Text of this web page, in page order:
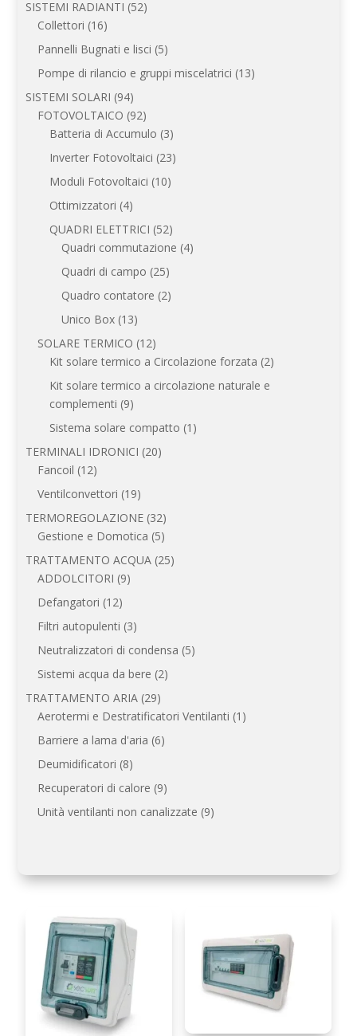
SISTEMI RADIANTI 5252
Collettori 1616
prodotti
Pannelli Bugnati e lisci 55
prodotti
Pompe di rilancio e gruppi miscelatrici 1313
SISTEMI SOLARI 9494
prodotti
FOTOVOLTAICO 9292
prodotti
Batteria di Accumulo 33
prodotti
Inverter Fotovoltaici 2323
Moduli Fotovoltaici 1010
Ottimizzatori 44
prodotti
QUADRI ELETTRICI 5252
prodotti
Quadri commutazione 44
Quadri di campo 2525
prodotti
Quadro contatore 22
Unico Box 1313
prodotti
SOLARE TERMICO 1212
prodotti
Kit solare termico a Circolazione forzata 22
Kit solare termico a circolazione naturale e
complementi 99
prodotti
Sistema solare compatto 1 1
TERMINALI IDRONICI 2020
Fancoil 1212
prodotti
Ventilconvettori 1919
prodotti
TERMOREGOLAZIONE 3232
prodotti
Gestione e Domotica 55
prodotti
TRATTAMENTO ACQUA 2525
ADDOLCITORI 99
Defangatori 1212
prodotti
Filtri autopulenti 33
prodotti
Neutralizzatori di condensa 55
Sistemi acqua da bere 22
TRATTAMENTO ARIA 2929
prodotti
Aerotermi e Destratificatori Ventilanti 1 1
Barriere a lama d'aria 66
Deumidificatori 88
prodotti
Recuperatori di calore 99
prodotti
Unità ventilanti non canalizzate 99